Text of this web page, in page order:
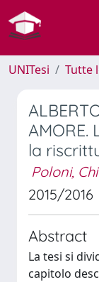
UNITesi Tutte
AMORE.
la
Poloni,
2015/2016
Abstract
La tesi si
capitolo